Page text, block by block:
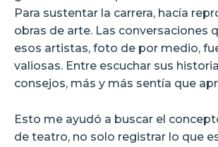
Para sustentar la carrera, hacía
obras de arte. Las conversaciones
esos artistas, foto de por medio,
valiosas. Entre escuchar sus
consejos, más y más sentía que
Esto me ayudó a buscar el
de teatro, no solo registrar lo que